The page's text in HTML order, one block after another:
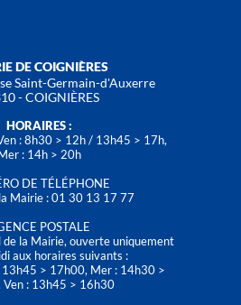
DE COIGNIÈRES
Saint-Germain-d'Auxerre
- COIGNIÈRES
HORAIRES :
: 8h30 > 12h / 13h45 > 17h,
: 14h > 20h
DE TÉLÉPHONE
Mairie : 01 30 13 17 77
POSTALE
de la Mairie, ouverte uniquement
aux horaires suivants :
13h45 > 17h00, Mer : 14h30 >
Ven : 13h45 > 16h30